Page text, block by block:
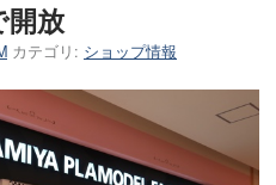
開放
カテゴリ: ショップ情報